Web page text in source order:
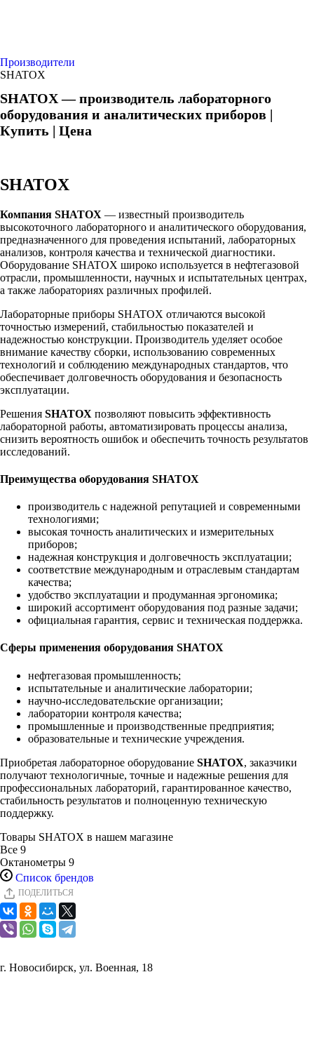
Производители
SHATOX
SHATOX — производитель лабораторного
оборудования и аналитических приборов |
Купить | Цена
SHATOX
Компания SHATOX — известный производитель
высокоточного лабораторного и аналитического оборудования,
предназначенного для проведения испытаний, лабораторных
анализов, контроля качества и технической диагностики.
Оборудование SHATOX широко используется в нефтегазовой
отрасли, промышленности, научных и испытательных центрах,
а также лабораториях различных профилей.
Лабораторные приборы SHATOX отличаются высокой
точностью измерений, стабильностью показателей и
надежностью конструкции. Производитель уделяет особое
внимание качеству сборки, использованию современных
технологий и соблюдению международных стандартов, что
обеспечивает долговечность оборудования и безопасность
эксплуатации.
Решения SHATOX позволяют повысить эффективность
лабораторной работы, автоматизировать процессы анализа,
снизить вероятность ошибок и обеспечить точность результатов
исследований.
Преимущества оборудования SHATOX
производитель с надежной репутацией и современными
технологиями;
высокая точность аналитических и измерительных
приборов;
надежная конструкция и долговечность эксплуатации;
соответствие международным и отраслевым стандартам
качества;
удобство эксплуатации и продуманная эргономика;
широкий ассортимент оборудования под разные задачи;
официальная гарантия, сервис и техническая поддержка.
Сферы применения оборудования SHATOX
нефтегазовая промышленность;
испытательные и аналитические лаборатории;
научно-исследовательские организации;
лаборатории контроля качества;
промышленные и производственные предприятия;
образовательные и технические учреждения.
Приобретая лабораторное оборудование SHATOX, заказчики
получают технологичные, точные и надежные решения для
профессиональных лабораторий, гарантированное качество,
стабильность результатов и полноценную техническую
поддержку.
Товары SHATOX в нашем магазине
Все 9
Октанометры 9
Список брендов
ПОДЕЛИТЬСЯ
г. Новосибирск, ул. Военная, 18